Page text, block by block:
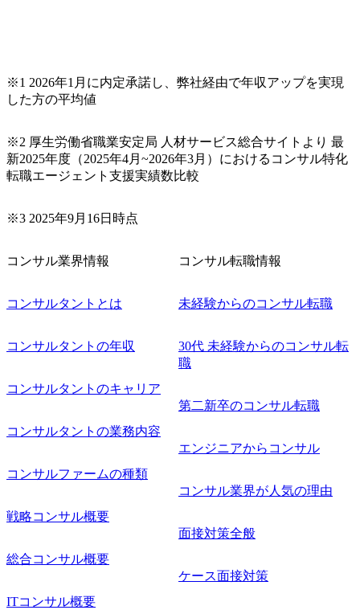
※1 2026年1月に内定承諾し、弊社経由で年収アップを実現
した方の平均値
※2 厚生労働省職業安定局 人材サービス総合サイトより 最
新2025年度（2025年4月~2026年3月）におけるコンサル特化
転職エージェント支援実績数比較
※3 2025年9月16日時点
コンサル業界情報
コンサルタントとは
コンサルタントの年収
コンサルタントのキャリア
コンサルタントの業務内容
コンサルファームの種類
戦略コンサル概要
総合コンサル概要
ITコンサル概要
コンサル転職情報
未経験からのコンサル転職
30代 未経験からのコンサル転
職
第二新卒のコンサル転職
エンジニアからコンサル
コンサル業界が人気の理由
面接対策全般
ケース面接対策